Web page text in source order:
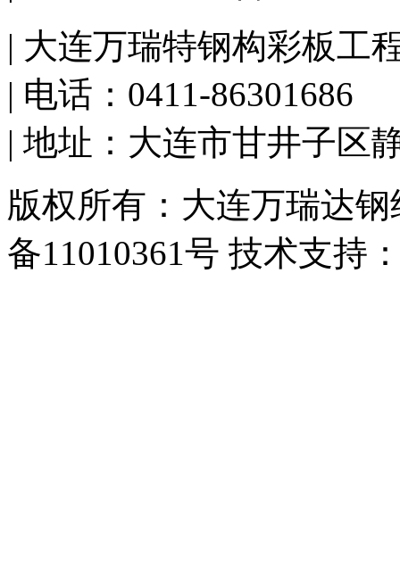
| 大连万瑞特钢构彩板工
| 电话：0411-86301686
| 地址：大连市甘井子区
版权所有：大连万瑞达
备11010361号 技术支持